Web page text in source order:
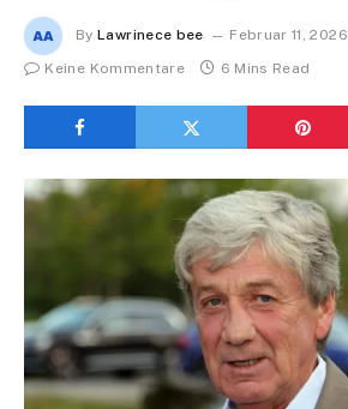
By Lawrinece bee
Februar 11, 2026
Keine Kommentare
6 Mins Read